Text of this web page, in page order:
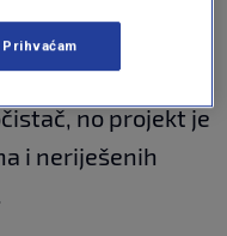
izgrađen
nije dovoljan.
no projekt je
i neriješenih
Prihvaćam